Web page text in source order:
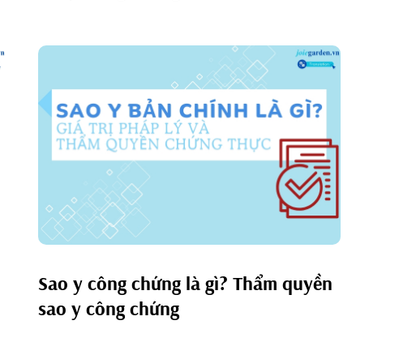
Sao y công chứng là gì? Thẩm quyền
sao y công chứng